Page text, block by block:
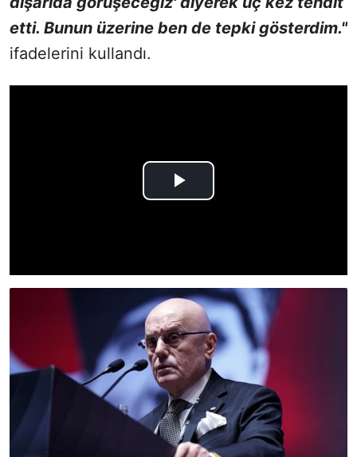
etti. Bunun üzerine ben de tepki gösterdim."
ifadelerini kullandı.